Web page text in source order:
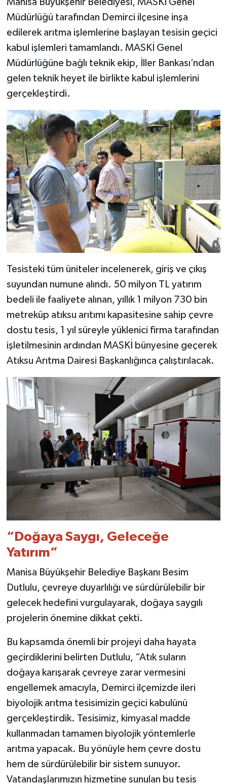
Müdürlüğü tarafından Demirci ilçesine inşa
edilerek arıtma işlemlerine başlayan tesisin geçici
kabul işlemleri tamamlandı. MASKİ Genel
Müdürlüğüne bağlı teknik ekip, İller Bankası’ndan
gelen teknik heyet ile birlikte kabul işlemlerini
gerçekleştirdi.
Tesisteki tüm üniteler incelenerek, giriş ve çıkış
suyundan numune alındı. 50 milyon TL yatırım
bedeli ile faaliyete alınan, yıllık 1 milyon 730 bin
metreküp atıksu arıtımı kapasitesine sahip çevre
dostu tesis, 1 yıl süreyle yüklenici firma tarafından
işletilmesinin ardından MASKİ bünyesine geçerek
Atıksu Arıtma Dairesi Başkanlığınca çalıştırılacak.
“Doğaya Saygı, Geleceğe
Yatırım”
Manisa Büyükşehir Belediye Başkanı Besim
Dutlulu, çevreye duyarlılığı ve sürdürülebilir bir
gelecek hedefini vurgulayarak, doğaya saygılı
projelerin önemine dikkat çekti.
Bu kapsamda önemli bir projeyi daha hayata
geçirdiklerini belirten Dutlulu, “Atık suların
doğaya karışarak çevreye zarar vermesini
engellemek amacıyla, Demirci ilçemizde ileri
biyolojik arıtma tesisimizin geçici kabulünü
gerçekleştirdik. Tesisimiz, kimyasal madde
kullanmadan tamamen biyolojik yöntemlerle
arıtma yapacak. Bu yönüyle hem çevre dostu
hem de sürdürülebilir bir sistem sunuyor.
Vatandaşlarımızın hizmetine sunulan bu tesis